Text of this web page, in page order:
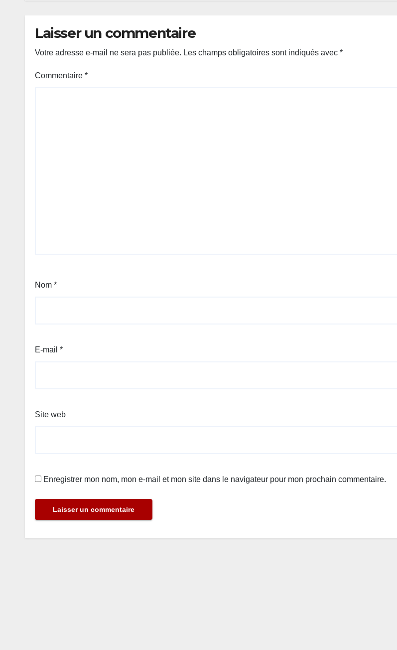
Laisser un commentaire
Votre adresse e-mail ne sera pas publiée. Les champs obligatoires sont indiqués avec *
Commentaire *
Nom *
E-mail *
Site web
Enregistrer mon nom, mon e-mail et mon site dans le navigateur pour mon prochain commentaire.